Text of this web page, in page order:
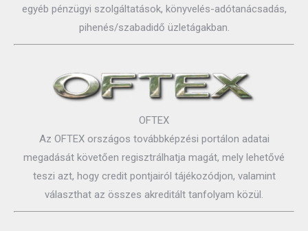
egyéb pénzügyi szolgáltatások, könyvelés-adótanácsadás,
pihenés/szabadidő üzletágakban.
OFTEX
Az OFTEX országos továbbképzési portálon adatai
megadását követően regisztrálhatja magát, mely lehetővé
teszi azt, hogy credit pontjairól tájékozódjon, valamint
választhat az összes akreditált tanfolyam közül.